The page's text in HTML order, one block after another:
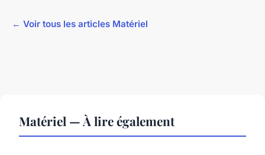
← Voir tous les articles Matériel
Matériel — À lire également